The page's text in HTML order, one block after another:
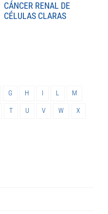
CÁNCER RENAL DE
CÉLULAS CLARAS
G H I L M
T U V W X